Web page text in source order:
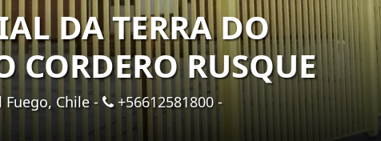
DA TERRA DO
CORDERO RUSQUE
Fuego, Chile - +56612581800-